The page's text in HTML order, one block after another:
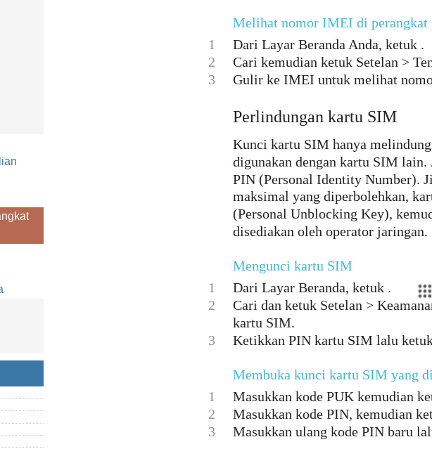
Melihat nomor IMEI di perangkat
1
Dari Layar Beranda Anda, ketuk .
2
Cari kemudian ketuk Setelan >
3
Gulir ke IMEI untuk melihat
Perlindungan kartu SIM
Kunci kartu SIM hanya
digunakan dengan kartu SIM
PIN (Personal Identity Number).
maksimal yang diperbolehkan,
(Personal Unblocking Key),
disediakan oleh operator jaringan.
Mengunci kartu SIM
1
Dari Layar Beranda, ketuk .
2
Cari dan ketuk Setelan >
kartu SIM.
3
Ketikkan PIN kartu SIM lalu
Membuka kunci kartu SIM yang
1
Masukkan kode PUK kemudian
2
Masukkan kode PIN, kemudian
3
Masukkan ulang kode PIN baru